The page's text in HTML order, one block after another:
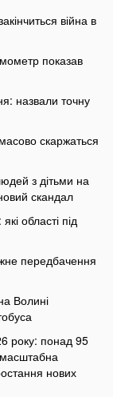
війна в
показав
назвали точну
скаржаться
з дітьми на
скандал
області під
передбачення
Волині
року: понад 95
масштабна
нових